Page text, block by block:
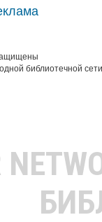
библиотечной